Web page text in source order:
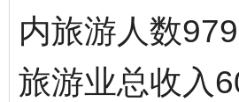
内旅游人数
旅游业总收入